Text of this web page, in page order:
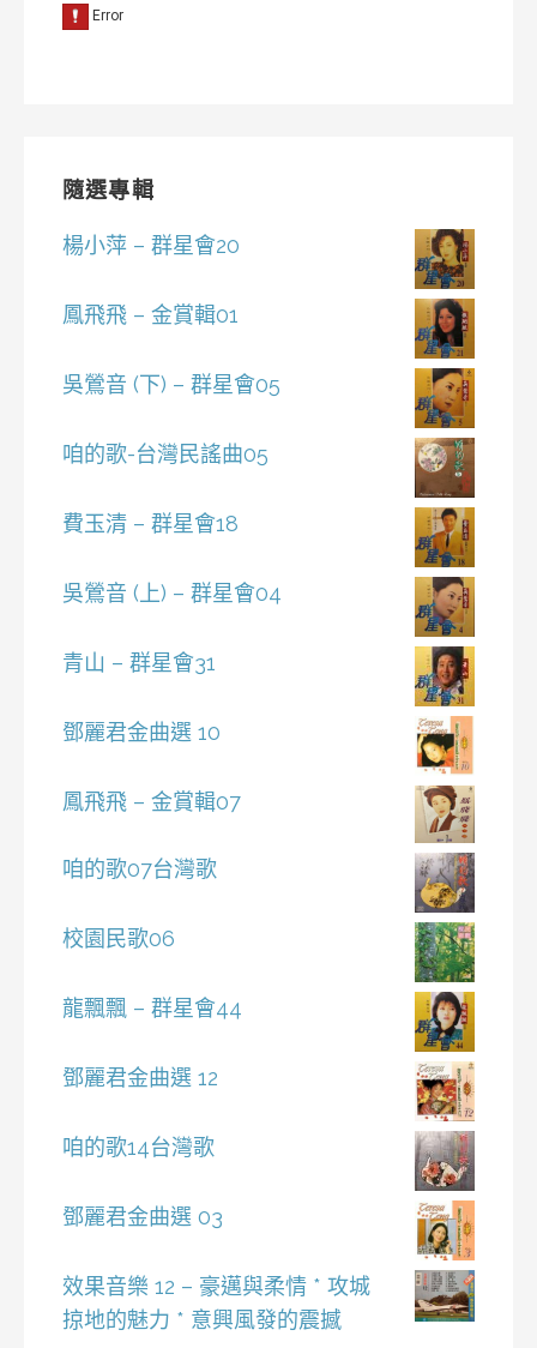
隨選專輯
楊小萍 – 群星會20
鳳飛飛 – 金賞輯01
吳鶯音 (下) – 群星會05
咱的歌-台灣民謠曲05
費玉清 – 群星會18
吳鶯音 (上) – 群星會04
青山 – 群星會31
鄧麗君金曲選 10
鳳飛飛 – 金賞輯07
咱的歌07台灣歌
校園民歌06
龍飄飄 – 群星會44
鄧麗君金曲選 12
咱的歌14台灣歌
鄧麗君金曲選 03
效果音樂 12 – 豪邁與柔情 * 攻城
掠地的魅力 * 意興風發的震撼